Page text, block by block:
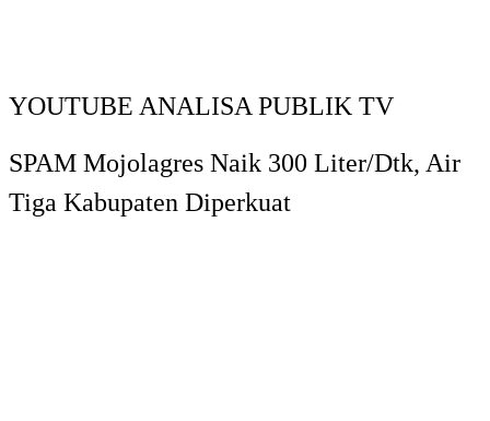
YOUTUBE ANALISA PUBLIK TV
SPAM Mojolagres Naik 300 Liter/Dtk, Air
Tiga Kabupaten Diperkuat